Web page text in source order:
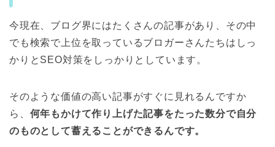
今現在、ブログ界にはたくさんの記事があり、その中
でも検索で上位を取っているブロガーさんたちはしっ
かりとSEO対策をしっかりとしています。
そのような価値の高い記事がすぐに見れるんですか
ら、 何年もかけて作り上げた記事をたった数分で自分
のものとして蓄えることができるんです。